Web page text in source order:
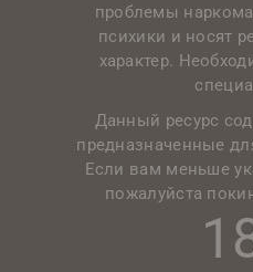
проблемы
психики и носят
характер.
Данный ресурс
предназначенные
Если вам меньше
пожалуйста